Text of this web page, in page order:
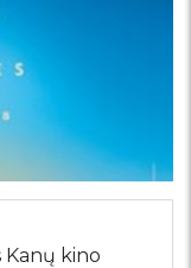
Kanų kino